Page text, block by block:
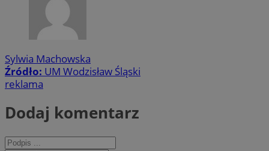
Sylwia Machowska
Źródło: UM Wodzisław Śląski
reklama
Dodaj komentarz